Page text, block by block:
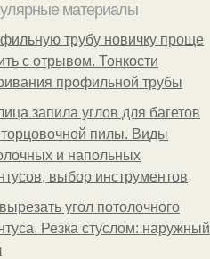
материалы
трубу новичку проще
с отрывом. Тонкости
профильной трубы
запила углов для багетов
пилы. Виды
и напольных
выбор инструментов
угол потолочного
Резка стуслом: наружный